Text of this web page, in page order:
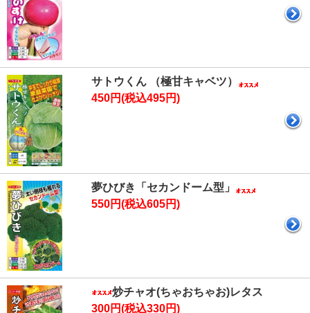
サトウくん （極甘キャベツ）
450円(税込495円)
夢ひびき「セカンドーム型」
550円(税込605円)
炒チャオ(ちゃおちゃお)レタス
300円(税込330円)